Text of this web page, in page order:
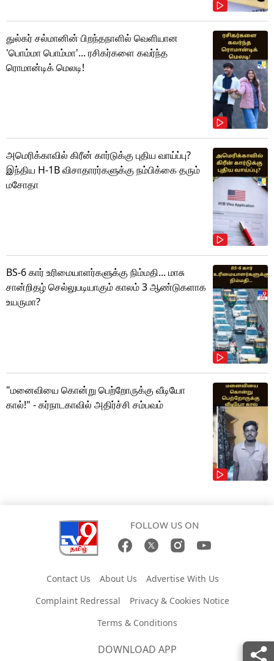
துல்கர் சல்மானின் பிறந்தநாளில் வெளியான
'பொம்மா பொம்மா'... ரசிகர்களை கவர்ந்த
ரொமான்டிக் மெலடி!
அமெரிக்காவில் கிரீன் கார்டுக்கு புதிய வாய்ப்பு?
இந்திய H-1B விசாதாரர்களுக்கு நம்பிக்கை தரும்
மசோதா
BS-6 கார் உரிமையாளர்களுக்கு நிம்மதி... மாசு
சான்றிதழ் செல்லுபடியாகும் காலம் 3 ஆண்டுகளாக
உயருமா?
"மனைவியை கொன்று பெற்றோருக்கு வீடியோ
கால்!" - கர்நாடகாவில் அதிர்ச்சி சம்பவம்
FOLLOW US ON
Contact Us About Us
Advertise With Us
Complaint Redressal
Privacy & Cookies Notice
Terms & Conditions
DOWNLOAD APP